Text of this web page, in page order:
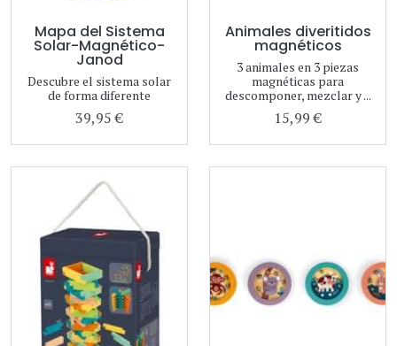
Mapa del Sistema
Solar-Magnético-
Janod
Descubre el sistema solar
de forma diferente
39,95 €
Animales diveritidos
magnéticos
3 animales en 3 piezas
magnéticas para
descomponer, mezclar y ...
15,99 €